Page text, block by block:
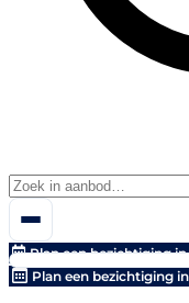
Plan een bezichtiging in
Plan een bezichtiging in